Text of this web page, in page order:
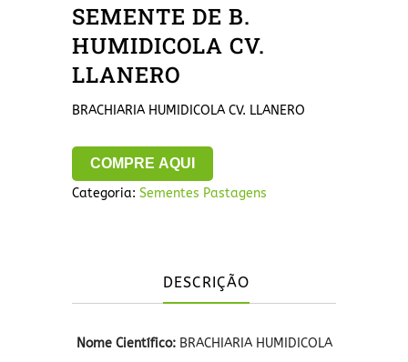
SEMENTE DE B.
HUMIDICOLA CV.
LLANERO
BRACHIARIA HUMIDICOLA CV. LLANERO
COMPRE AQUI
Categoria: Sementes Pastagens
DESCRIÇÃO
Nome Científico:BRACHIARIA HUMIDICOLA